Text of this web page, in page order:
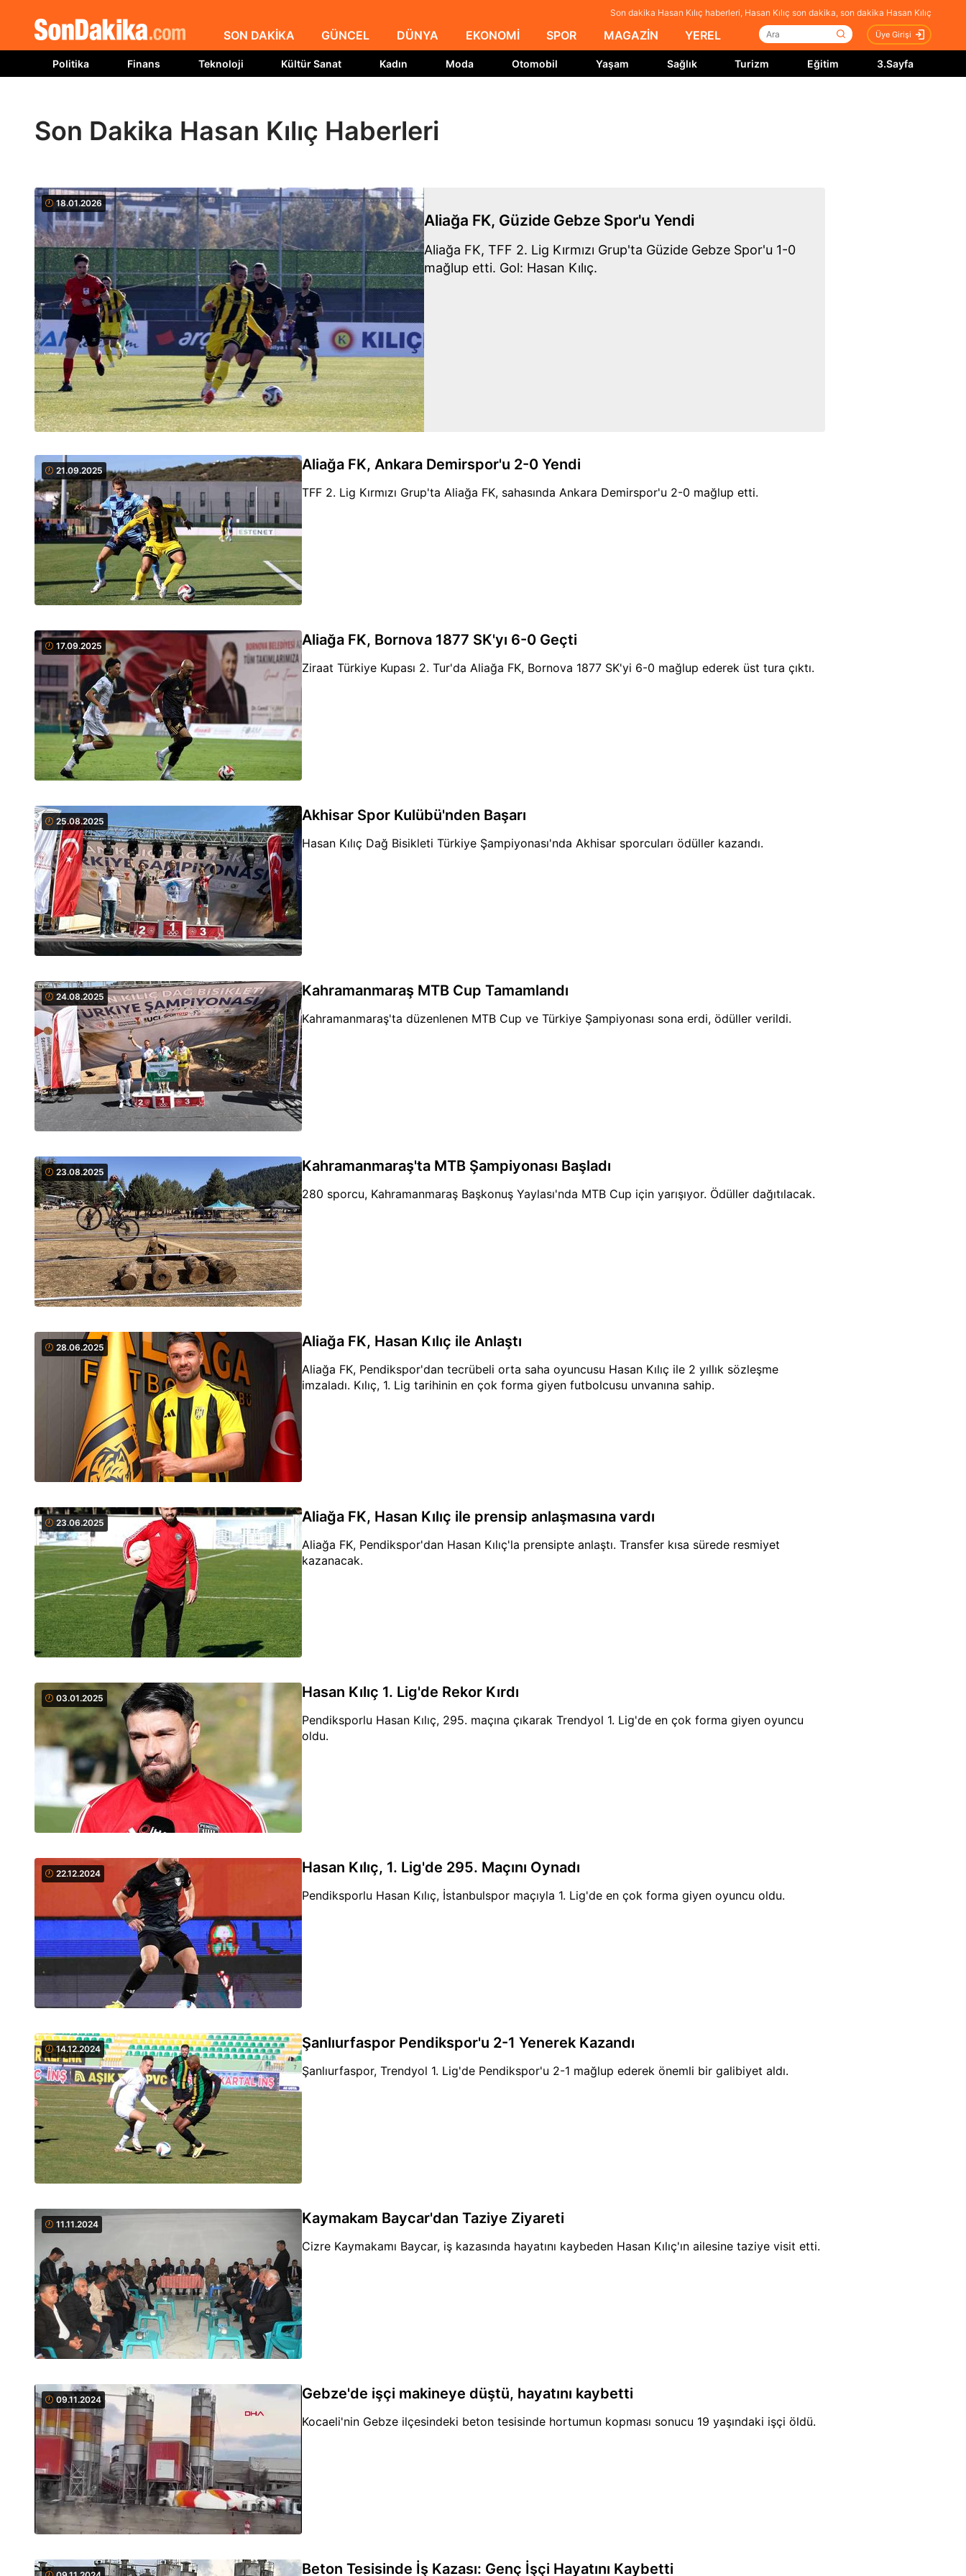
Son dakika Hasan Kılıç haberleri, Hasan Kılıç son dakika, son dakika Hasan Kılıç
SON DAKİKA GÜNCEL DÜNYA EKONOMİ SPOR MAGAZİN YEREL Üye Girişi
Politika Finans Teknoloji Kültür Sanat Kadın Moda Otomobil Yaşam Sağlık Turizm Eğitim 3.Sayfa
Son Dakika Hasan Kılıç Haberleri
18.01.2026
Aliağa FK, Güzide Gebze Spor'u Yendi
Aliağa FK, TFF 2. Lig Kırmızı Grup'ta Güzide Gebze Spor'u 1-0
mağlup etti. Gol: Hasan Kılıç.
21.09.2025 Aliağa FK, Ankara Demirspor'u 2-0 Yendi
TFF 2. Lig Kırmızı Grup'ta Aliağa FK, sahasında Ankara Demirspor'u 2-0 mağlup etti.
17.09.2025 Aliağa FK, Bornova 1877 SK'yı 6-0 Geçti
Ziraat Türkiye Kupası 2. Tur'da Aliağa FK, Bornova 1877 SK'yi 6-0 mağlup ederek üst tura çıktı.
25.08.2025 Akhisar Spor Kulübü'nden Başarı
Hasan Kılıç Dağ Bisikleti Türkiye Şampiyonası'nda Akhisar sporcuları ödüller kazandı.
24.08.2025 Kahramanmaraş MTB Cup Tamamlandı
Kahramanmaraş'ta düzenlenen MTB Cup ve Türkiye Şampiyonası sona erdi, ödüller verildi.
23.08.2025 Kahramanmaraş'ta MTB Şampiyonası Başladı
280 sporcu, Kahramanmaraş Başkonuş Yaylası'nda MTB Cup için yarışıyor. Ödüller dağıtılacak.
28.06.2025 Aliağa FK, Hasan Kılıç ile Anlaştı
Aliağa FK, Pendikspor'dan tecrübeli orta saha oyuncusu Hasan Kılıç ile 2 yıllık sözleşme
imzaladı. Kılıç, 1. Lig tarihinin en çok forma giyen futbolcusu unvanına sahip.
23.06.2025 Aliağa FK, Hasan Kılıç ile prensip anlaşmasına vardı
Aliağa FK, Pendikspor'dan Hasan Kılıç'la prensipte anlaştı. Transfer kısa sürede resmiyet
kazanacak.
03.01.2025 Hasan Kılıç 1. Lig'de Rekor Kırdı
Pendiksporlu Hasan Kılıç, 295. maçına çıkarak Trendyol 1. Lig'de en çok forma giyen oyuncu
oldu.
22.12.2024 Hasan Kılıç, 1. Lig'de 295. Maçını Oynadı
Pendiksporlu Hasan Kılıç, İstanbulspor maçıyla 1. Lig'de en çok forma giyen oyuncu oldu.
14.12.2024 Şanlıurfaspor Pendikspor'u 2-1 Yenerek Kazandı
Şanlıurfaspor, Trendyol 1. Lig'de Pendikspor'u 2-1 mağlup ederek önemli bir galibiyet aldı.
11.11.2024 Kaymakam Baycar'dan Taziye Ziyareti
Cizre Kaymakamı Baycar, iş kazasında hayatını kaybeden Hasan Kılıç'ın ailesine taziye visit etti.
09.11.2024 Gebze'de işçi makineye düştü, hayatını kaybetti
Kocaeli'nin Gebze ilçesindeki beton tesisinde hortumun kopması sonucu 19 yaşındaki işçi öldü.
Beton Tesisinde İş Kazası: Genç İşçi Hayatını Kaybetti